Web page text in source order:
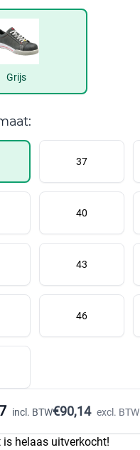
Grijs
37
40
43
46
incl. BTW€90,14 excl. BTW
is helaas uitverkocht!